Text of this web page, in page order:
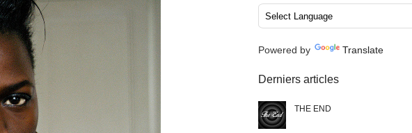
Powered by Translate
Derniers articles
THE END